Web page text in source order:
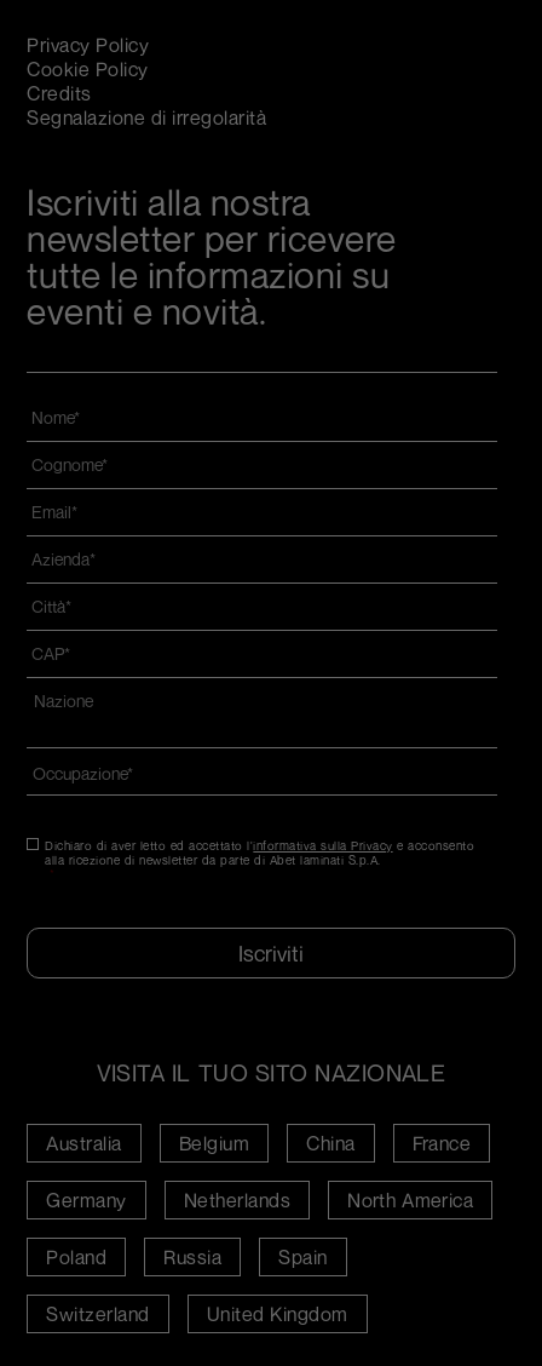
Privacy Policy
Cookie Policy
Credits
Segnalazione di irregolarità
Iscriviti alla nostra
newsletter per ricevere
tutte le informazioni su
eventi e novità.
Nome
Cognome
Email
Azienda
Città
CAP
Indirizzo
Nazione*
Consenso *
Dichiaro di aver letto ed accettato l'informativa sulla Privacy e acconsento
alla ricezione di newsletter da parte di Abet laminati S.p.A.
*
VISITA IL TUO SITO NAZIONALE
Australia Belgium China France
Germany Netherlands North America
Poland Russia Spain
Switzerland United Kingdom